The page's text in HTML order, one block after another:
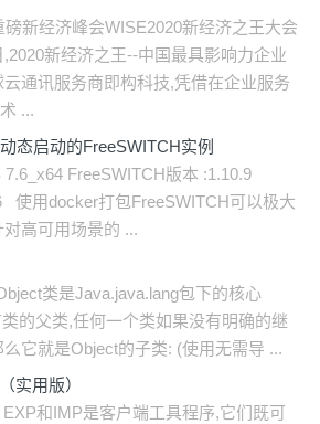
磅新经济峰会WISE2020新经济之王大会
新经济之王--中国最具影响力企业
通讯服务商即构科技,凭借在企业服务
...
态启动的FreeSWITCH实例
FreeSWITCH版本 :1.10.9
使用docker打包FreeSWITCH可以极大
高可用场景的 ...
类是Java.java.lang包下的核心
的父类,任何一个类如果没有明确的继
它就是Object的子类: (使用无需导 ...
实用版）
和IMP是客户端工具程序,它们既可